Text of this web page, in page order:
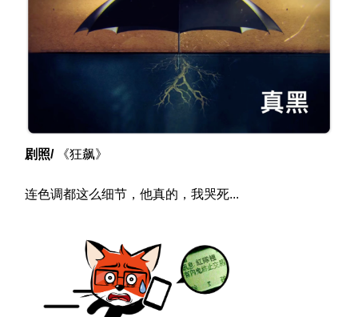
剧照/ 《狂飙》
连色调都这么细节，他真的，我哭死...